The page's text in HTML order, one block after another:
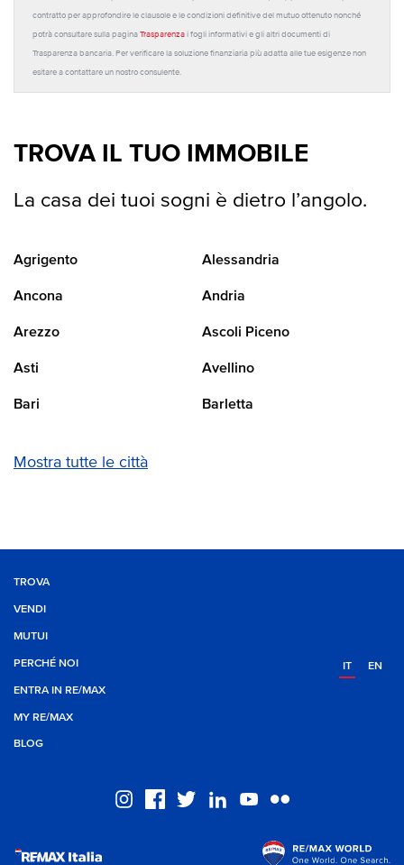
contratto per approfondire le clausole e le condizioni definitive del mutuo ottenuto nonché
potrà consultare sulla pagina Trasparenza i fogli informativi e gli altri documenti di
Trasparenza bancaria. Per verificare la soluzione finanziaria più adatta alle tue esigenze non
esitare a contattare un nostro consulente.
TROVA IL TUO IMMOBILE
La casa dei tuoi sogni è dietro l’angolo.
Agrigento Alessandria
Ancona Andria
Arezzo Ascoli Piceno
Asti Avellino
Bari Barletta
Mostra tutte le città
TROVA
VENDI
MUTUI
PERCHÉ NOI
ENTRA IN RE/MAX
MY RE/MAX
BLOG
IT EN